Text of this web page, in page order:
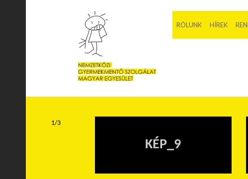
RÓLUNK HÍREK
KÉP_9
1/3